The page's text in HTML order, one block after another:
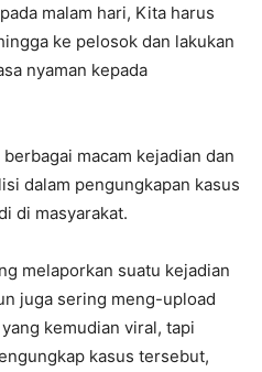
malam hari, Kita harus
ke pelosok dan lakukan
nyaman kepada
macam kejadian dan
dalam pengungkapan kasus
di masyarakat.
melaporkan suatu kejadian
juga sering meng-upload
kemudian viral, tapi
kasus tersebut,